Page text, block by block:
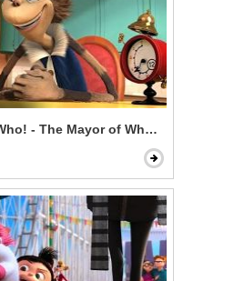
- The Mayor of Whoville